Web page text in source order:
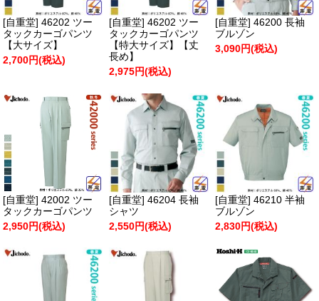
[自重堂] 46202 ツー
タックカーゴパンツ
【大サイズ】
2,700円(税込)
[自重堂] 46202 ツー
タックカーゴパンツ
【特大サイズ】【丈
長め】
2,975円(税込)
[自重堂] 46200 長袖
ブルゾン
3,090円(税込)
[自重堂] 42002 ツー
タックカーゴパンツ
2,950円(税込)
[自重堂] 46204 長袖
シャツ
2,550円(税込)
[自重堂] 46210 半袖
ブルゾン
2,830円(税込)